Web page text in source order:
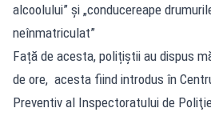
alcoolului” și „conducereape
neînmatriculat”
Față de acesta, polițiștii au dispus
de ore, acesta fiind introdus în
Preventiv al Inspectoratului de